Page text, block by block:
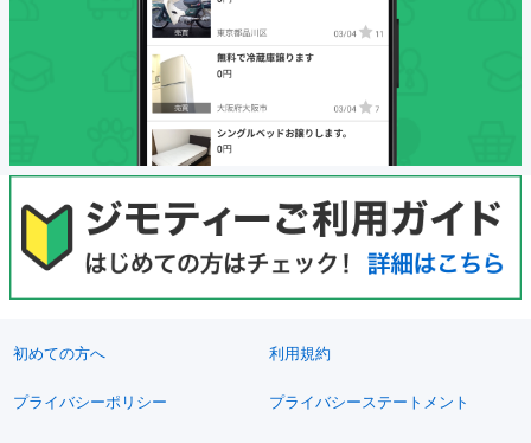
初めての方へ 利用規約
プライバシーポリシー プライバシーステートメント